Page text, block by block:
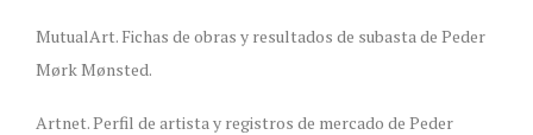
MutualArt. Fichas de obras y resultados de subasta de Peder
Mørk Mønsted.
Artnet. Perfil de artista y registros de mercado de Peder